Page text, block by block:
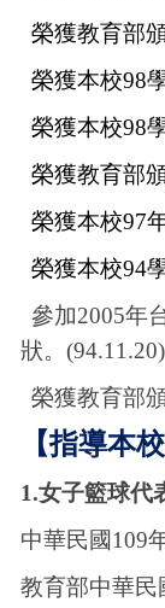
榮獲教育部
榮獲本校98
榮獲本校98
榮獲教育部
榮獲本校97
榮獲本校94
參加2005年
狀。(94.11.20)
榮獲教育部
【指導本
1.女子籃球代
中華民國109
教育部中華民